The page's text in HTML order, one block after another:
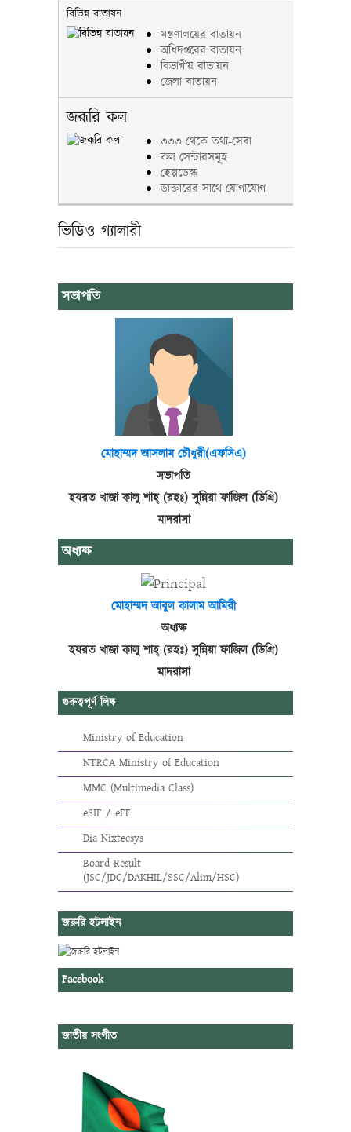
বিভিন্ন বাতায়ন
মন্ত্রণালয়ের বাতায়ন
অধিদপ্তরের বাতায়ন
বিভাগীয় বাতায়ন
জেলা বাতায়ন
জরূরি কল
৩৩৩ থেকে তথ্য-সেবা
কল সেন্টারসমূহ
হেল্পডেস্ক
ডাক্তারের সাথে যোগাযোগ
ভিডিও গ্যালারী
সভাপতি
মোহাম্মদ আসলাম চৌধুরী(এফসিএ)
সভাপতি
হযরত খাজা কালু শাহ্ (রহঃ) সুন্নিয়া ফাজিল (ডিগ্রি)
মাদরাসা
অধ্যক্ষ
মোহাম্মদ আবুল কালাম আমিরী
অধ্যক্ষ
হযরত খাজা কালু শাহ্ (রহঃ) সুন্নিয়া ফাজিল (ডিগ্রি)
মাদরাসা
গুরুত্বপূর্ণ লিঙ্ক
Ministry of Education
NTRCA Ministry of Education
MMC (Multimedia Class)
eSIF / eFF
Dia Nixtecsys
Board Result
(JSC/JDC/DAKHIL/SSC/Alim/HSC)
জরুরি হটলাইন
Facebook
জাতীয় সংগীত